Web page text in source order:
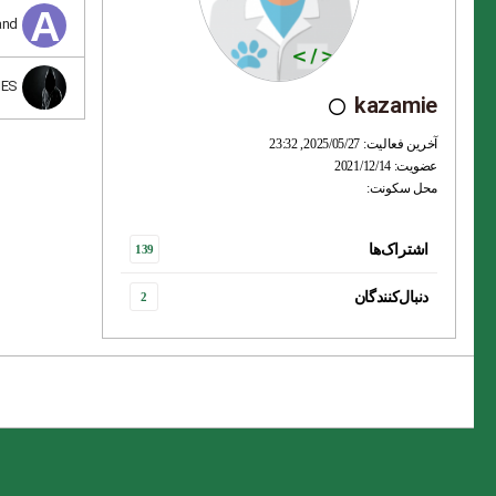
kazamie
آخرین فعالیت: 2025/05/27, 23:32
عضویت: 2021/12/14
محل سکونت:
اشتراک‌ها 139
دنبال‌کنندگان 2